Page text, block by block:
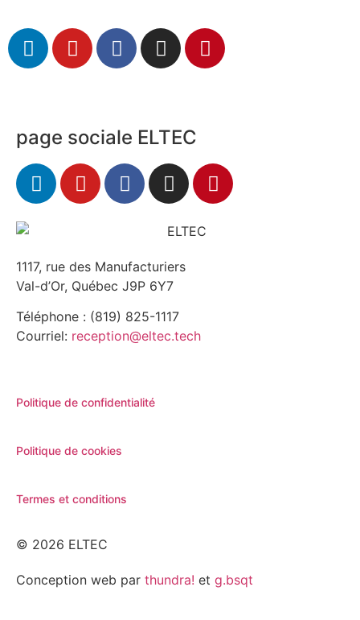
1117, rue des Manufacturiers
Val-d’Or, Québec J9P 6Y7
Téléphone : (819) 825-1117
Courriel: reception@eltec.tech
page sociale ELTEC
Politique de confidentialité
Politique de cookies
Termes et conditions
© 2026 ELTEC
Conception web par thundra! et g.bsqt